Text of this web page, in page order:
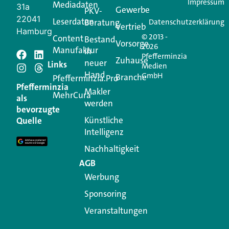
Schreiben Sie einen
Kommentar
Ihre E-Mail-Adresse wird nicht veröffentlicht.
Erforderliche Felder sind mit
Kommentar
31a
22041
Hamburg
Pfefferminzia
als
bevorzugte
Quelle
Mediadaten
Leserdaten
Content
Manufaktur
Links
Pfefferminzia.Pro
MehrCura
PKV-
Beratung
Bestand
in
neuer
Hand
Makler
werden
Künstliche
Intelligenz
Nachhaltigkeit
AGB
Werbung
Sponsoring
Veranstaltungen
Gewerbe
Vertrieb
Vorsorge
Zuhause
Branche
© 2013 -
2026
Pfefferminzia
Medien
GmbH
Datenschutzerklärung